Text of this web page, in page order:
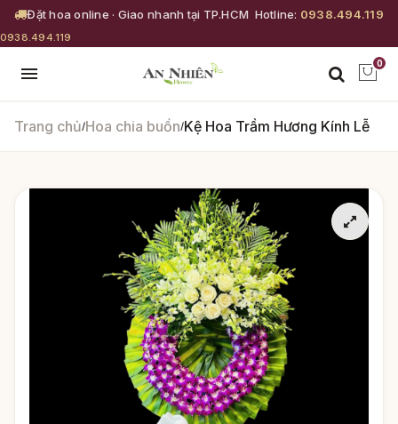
Đặt hoa online · Giao nhanh tại TP.HCM Hotline: 0938.494.119
0938.494.119
0
Trang chủ/Hoa chia buồn/Kệ Hoa Trầm Hương Kính Lễ